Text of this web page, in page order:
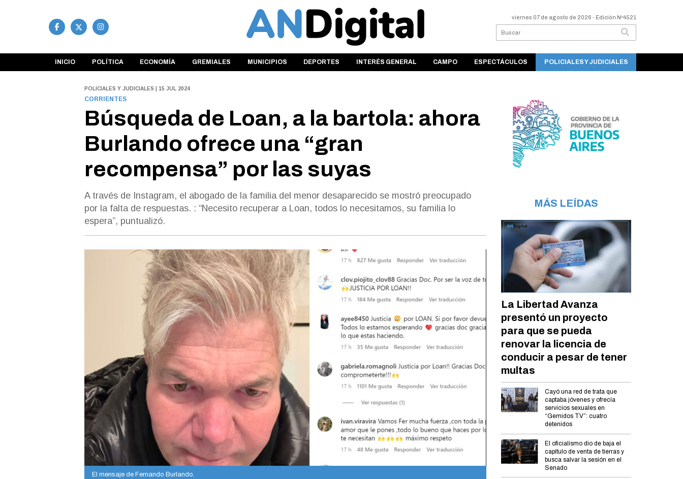
viernes 07 de agosto de 2026 - Edición Nº4521
INICIO POLÍTICA ECONOMÍA GREMIALES MUNICIPIOS DEPORTES INTERÉS GENERAL CAMPO ESPECTÁCULOS POLICIALES Y JUDICIALES
POLICIALES Y JUDICIALES | 15 JUL 2024
CORRIENTES
Búsqueda de Loan, a la bartola: ahora
Burlando ofrece una “gran
recompensa” por las suyas
A través de Instagram, el abogado de la familia del menor desaparecido se mostró preocupado
por la falta de respuestas. : “Necesito recuperar a Loan, todos lo necesitamos, su familia lo
espera”, puntualizó.
El mensaje de Fernando Burlando.
MÁS LEÍDAS
La Libertad Avanza
presentó un proyecto
para que se pueda
renovar la licencia de
conducir a pesar de tener
multas
Cayó una red de trata que
captaba jóvenes y ofrecía
servicios sexuales en
“Gemidos TV”: cuatro
detenidos
El oficialismo dio de baja el
capítulo de venta de tierras y
busca salvar la sesión en el
Senado